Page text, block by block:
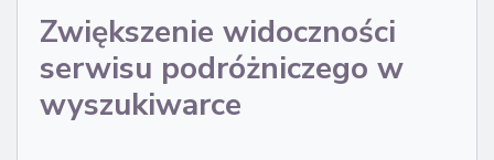
Zwiększenie widoczności
serwisu podróżniczego w
wyszukiwarce